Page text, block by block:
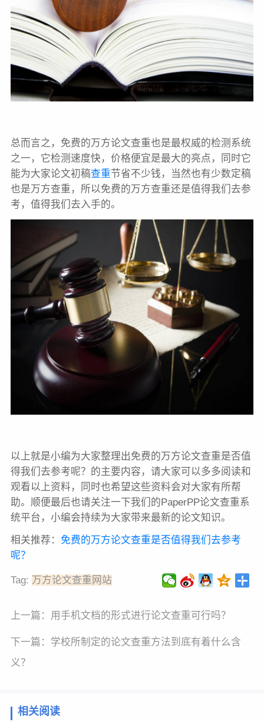
总而言之，免费的万方论文查重也是最权威的检测系统
之一，它检测速度快，价格便宜是最大的亮点，同时它
能为大家论文初稿查重节省不少钱，当然也有少数定稿
也是万方查重，所以免费的万方查重还是值得我们去参
考，值得我们去入手的。
以上就是小编为大家整理出免费的万方论文查重是否值
得我们去参考呢？的主要内容，请大家可以多多阅读和
观看以上资料，同时也希望这些资料会对大家有所帮
助。顺便最后也请关注一下我们的PaperPP论文查重系
统平台，小编会持续为大家带来最新的论文知识。
相关推荐： 免费的万方论文查重是否值得我们去参考
呢？
Tag: 万方论文查重网站
上一篇： 用手机文档的形式进行论文查重可行吗？
下一篇： 学校所制定的论文查重方法到底有着什么含
义？
相关阅读